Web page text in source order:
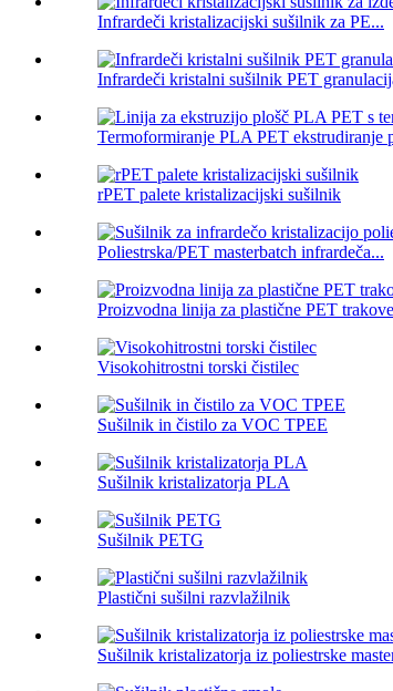
Infrardeči kristalizacijski sušilnik za PE...
Infrardeči kristalni sušilnik PET
Termoformiranje PLA PET ekstrudiranje
rPET palete kristalizacijski sušilnik
Poliestrska/PET masterbatch infrardeča...
Proizvodna linija za plastične PET trakove
Visokohitrostni torski čistilec
Sušilnik in čistilo za VOC TPEE
Sušilnik kristalizatorja PLA
Sušilnik PETG
Plastični sušilni razvlažilnik
Sušilnik kristalizatorja iz poliestrske